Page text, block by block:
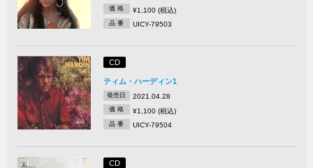
価 格 ¥1,100 (税込)
品 番 UICY-79503
CD
ティム・ハーディン1
発売日 2021.04.28
価 格 ¥1,100 (税込)
品 番 UICY-79504
CD